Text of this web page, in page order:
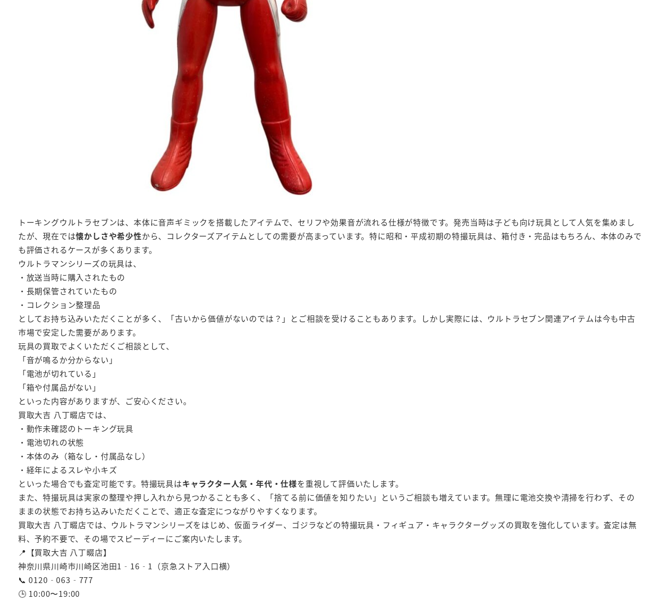
トーキングウルトラセブンは、本体に音声ギミックを搭載したアイテムで、セリフや効果音が流れる仕様が特徴です。発売当時は子ども向け玩具として人気を集めまし
たが、現在では懐かしさや希少性から、コレクターズアイテムとしての需要が高まっています。特に昭和・平成初期の特撮玩具は、箱付き・完品はもちろん、本体のみで
も評価されるケースが多くあります。
ウルトラマンシリーズの玩具は、
・放送当時に購入されたもの
・長期保管されていたもの
・コレクション整理品
としてお持ち込みいただくことが多く、「古いから価値がないのでは？」とご相談を受けることもあります。しかし実際には、ウルトラセブン関連アイテムは今も中古
市場で安定した需要があります。
玩具の買取でよくいただくご相談として、
「音が鳴るか分からない」
「電池が切れている」
「箱や付属品がない」
といった内容がありますが、ご安心ください。
買取大吉 八丁畷店では、
・動作未確認のトーキング玩具
・電池切れの状態
・本体のみ（箱なし・付属品なし）
・経年によるスレや小キズ
といった場合でも査定可能です。特撮玩具はキャラクター人気・年代・仕様を重視して評価いたします。
また、特撮玩具は実家の整理や押し入れから見つかることも多く、「捨てる前に価値を知りたい」というご相談も増えています。無理に電池交換や清掃を行わず、その
ままの状態でお持ち込みいただくことで、適正な査定につながりやすくなります。
買取大吉 八丁畷店では、ウルトラマンシリーズをはじめ、仮面ライダー、ゴジラなどの特撮玩具・フィギュア・キャラクターグッズの買取を強化しています。査定は無
料、予約不要で、その場でスピーディーにご案内いたします。
📍【買取大吉 八丁畷店】
神奈川県川崎市川崎区池田1‑16‑1（京急ストア入口横）
📞 0120‑063‑777
🕒 10:00〜19:00